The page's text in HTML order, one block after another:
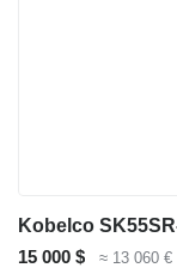
Kobelco
15 000 $
≈ 13 060 €